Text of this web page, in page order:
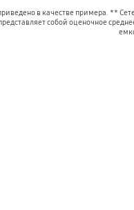
в качестве примера. **
собой оценочное